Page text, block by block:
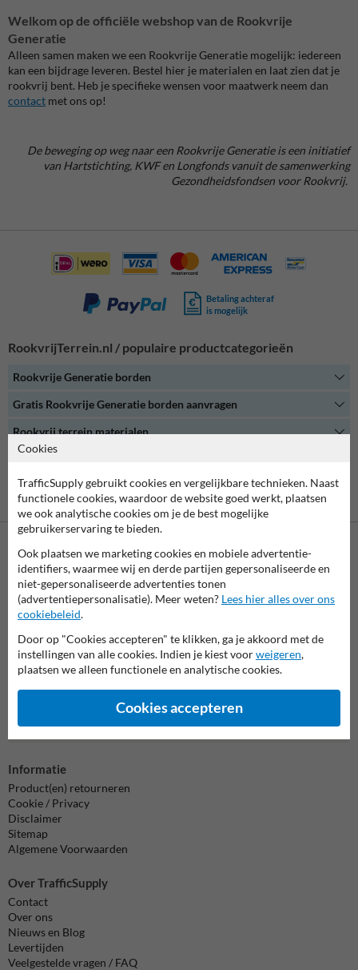
Welkom op de officiële webshop van de Rookvrije
Generatie
Alleen samen maken we een Rookvrije Generatie mogelijk: iedereen
kan een bijdrage leveren. Bestel hier je materialen en laat zien dat je
rookvrij bent. Heb je specifieke wensen voor maatwerk neem dan
contact met ons op!
De beweging op weg naar een Rookvrije Generatie is een initiatief
van Hartstichting, KWF en Longfonds vanuit de samenwerking
Gezondheidsfondsen voor Rookvrij.
Betaling achteraf
is mogelijk
RookvrijTerrein.nl / populaire productcategorieën
Rookvrije Generatie borden
Gratis Rookvrije Generatie borden aanvragen
Rookvrij terrein materialen
Alle productcategorieën
Neem contact met ons op
Wij zijn op werkdagen (van 8.00 tot 17.00) te bereiken op 038-
7920070.
Vragen? Stuur een e-mail naar
info@trafficsupply.nl
Alle contactgegevens
Informatie
Product(en) retourneren
Cookie / Privacy
Disclaimer
Sitemap
Algemene Voorwaarden
Over TrafficSupply
Contact
Over ons
Nieuws en Blog
Levertijden
Veelgestelde vragen / FAQ
Cookies
TrafficSupply gebruikt cookies en vergelijkbare technieken. Naast
functionele cookies, waardoor de website goed werkt, plaatsen
we ook analytische cookies om je de best mogelijke
gebruikerservaring te bieden.
Ook plaatsen we marketing cookies en mobiele advertentie-
identifiers, waarmee wij en derde partijen gepersonaliseerde en
niet-gepersonaliseerde advertenties tonen
(advertentiepersonalisatie). Meer weten? Lees hier alles over ons
cookiebeleid.
Door op "Cookies accepteren" te klikken, ga je akkoord met de
instellingen van alle cookies. Indien je kiest voorweigeren,
plaatsen we alleen functionele en analytische cookies.
Cookies accepteren